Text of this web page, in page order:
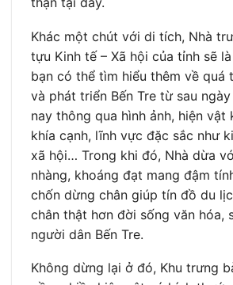
Khác một chút với di tích, Nhà
tựu Kinh tế – Xã hội của tỉnh sẽ
bạn có thể tìm hiểu thêm về quá
và phát triển Bến Tre từ sau
nay thông qua hình ảnh, hiện vật
khía cạnh, lĩnh vực đặc sắc như
xã hội… Trong khi đó, Nhà dừa
nhàng, khoáng đạt mang đậm
chốn dừng chân giúp tín đồ du
chân thật hơn đời sống văn hóa,
người dân Bến Tre.
Không dừng lại ở đó, Khu trưng